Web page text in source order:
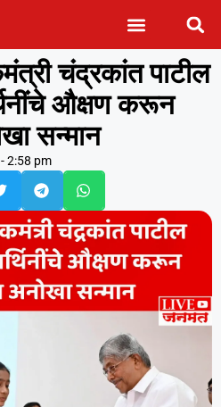
चंद्रकांत पाटील
औक्षण करून
सन्मान
-2:58 pm